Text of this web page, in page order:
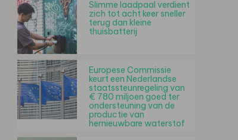
Slimme laadpaal verdient
zich tot acht keer sneller
terug dan kleine
thuisbatterij
Europese Commissie
keurt een Nederlandse
staatssteunregeling van
€ 780 miljoen goed ter
ondersteuning van de
productie van
hernieuwbare waterstof